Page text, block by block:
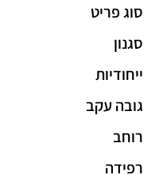
סוג פריט
סגנון
ייחודיות
גובה עקב
רוחב
רפידה